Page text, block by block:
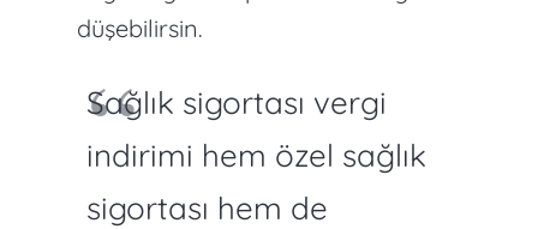
düşebilirsin.
Sağlık sigortası vergi
indirimi hem özel sağlık
sigortası hem de